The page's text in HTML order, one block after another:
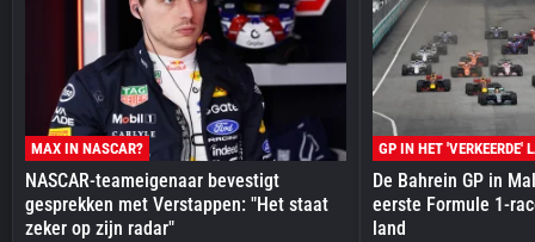
MAX IN NASCAR?
NASCAR-teameigenaar bevestigt
gesprekken met Verstappen: "Het staat
zeker op zijn radar"
GP IN HET 'VERKEERDE'
De Bahrein GP in
eerste Formule 1-
land